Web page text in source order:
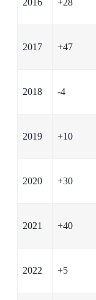
2017 +47
2018 -4
2019 +10
2020 +30
2021 +40
2022 +5